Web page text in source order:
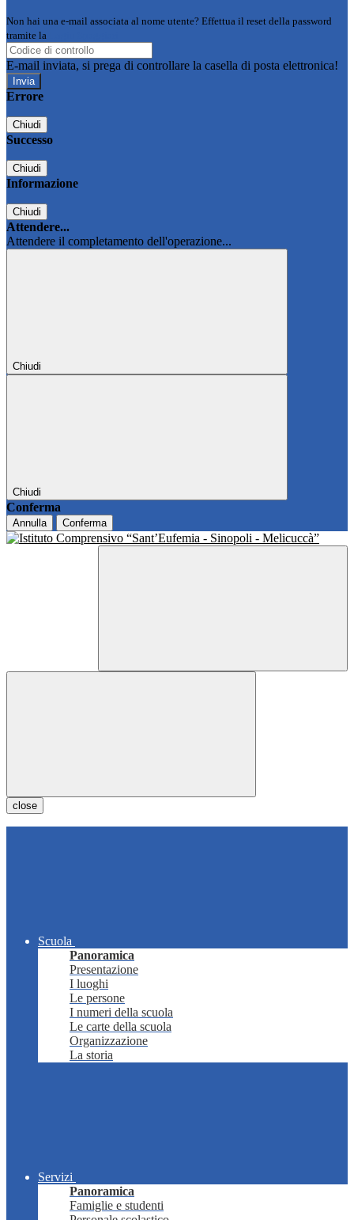
Non hai una e-mail associata al nome utente? Effettua il reset della password
tramite la
E-mail inviata, si prega di controllare la casella di posta elettronica!
Errore
Chiudi
Successo
Chiudi
Informazione
Chiudi
Attendere...
Attendere il completamento dell'operazione...
Chiudi
Chiudi
Conferma
Annulla Conferma
close
Scuola
Panoramica
Presentazione
I luoghi
Le persone
I numeri della scuola
Le carte della scuola
Organizzazione
La storia
Servizi
Panoramica
Famiglie e studenti